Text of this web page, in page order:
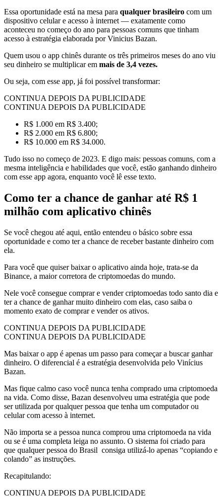
Essa oportunidade está na mesa para qualquer brasileiro com um
dispositivo celular e acesso à internet — exatamente como
aconteceu no começo do ano para pessoas comuns que tinham
acesso à estratégia elaborada por Vinicius Bazan.
Quem usou o app chinês durante os três primeiros meses do ano viu
seu dinheiro se multiplicar em mais de 3,4 vezes.
Ou seja, com esse app, já foi possível transformar:
CONTINUA DEPOIS DA PUBLICIDADE
CONTINUA DEPOIS DA PUBLICIDADE
R$ 1.000 em R$ 3.400;
R$ 2.000 em R$ 6.800;
R$ 10.000 em R$ 34.000.
Tudo isso no começo de 2023. E digo mais: pessoas comuns, com a
mesma inteligência e habilidades que você, estão ganhando dinheiro
com esse app agora, enquanto você lê esse texto.
Como ter a chance de ganhar até R$ 1
milhão com aplicativo chinês
Se você chegou até aqui, então entendeu o básico sobre essa
oportunidade e como ter a chance de receber bastante dinheiro com
ela.
Para você que quiser baixar o aplicativo ainda hoje, trata-se da
Binance, a maior corretora de criptomoedas do mundo.
Nele você consegue comprar e vender criptomoedas todo santo dia e
ter a chance de ganhar muito dinheiro com elas, caso saiba o
momento exato de comprar e vender os ativos.
CONTINUA DEPOIS DA PUBLICIDADE
CONTINUA DEPOIS DA PUBLICIDADE
Mas baixar o app é apenas um passo para começar a buscar ganhar
dinheiro. O diferencial é a estratégia desenvolvida pelo Vinícius
Bazan.
Mas fique calmo caso você nunca tenha comprado uma criptomoeda
na vida. Como disse, Bazan desenvolveu uma estratégia que pode
ser utilizada por qualquer pessoa que tenha um computador ou
celular com acesso à internet.
Não importa se a pessoa nunca comprou uma criptomoeda na vida
ou se é uma completa leiga no assunto. O sistema foi criado para
que qualquer pessoa do Brasil consiga utilizá-lo apenas “copiando e
colando” as instruções.
Recapitulando:
CONTINUA DEPOIS DA PUBLICIDADE